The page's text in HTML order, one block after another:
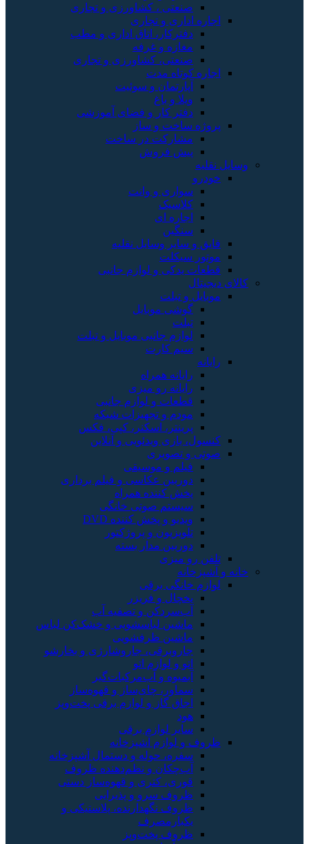
صنعتی ، کشاورزی و تجاری
اجاره اداری و تجاری
دفترکار، اتاق اداری و مطب
مغازه و غرفه
صنعتی، کشاورزی و تجاری
اجاره کوتاه مدت
آپارتمان و سوئیت
ویلا و باغ
دفتر کار و فضای آموزشی
پروژه ساخت و ساز
مشارکت در ساخت
پیش فروش
وسایل نقلیه
خودرو
سواری و وانت
کلاسیک
اجاره ای
سنگین
قایق و سایر وسایل نقلیه
موتور سیکلت
قطعات یدکی و لوازم جانبی
کالای دیجیتال
موبایل و تبلت
گوشی موبایل
تبلت
لوازم جانبی موبایل و تبلت
سیم کارت
رایانه
رایانه همراه
رایانه رو میزی
قطعات و لوازم جانبی
مودم و تجهیزات شبکه
پرینتر، اسکنر، کپی، فکس
کنسول، بازی‌ ویدئویی و آنلاین
صوتی و تصویری
فیلم و موسیقی
دوربین عکاسی و فیلم برداری
پخش کننده همراه
سیستم صوتی خانگی
ویدیو و پخش کننده DVD
تلویزیون و پروژکتور
دوربین مدار بسته
تلفن رو میزی
خانه و آشپزخانه
لوازم خانگی برقی
یخچال و فریزر
آب‌سردکن و تصفیه آب
ماشین لباسشویی و خشک‌کن لباس
ماشین ظرفشویی
جاروبرقی، جاروشارژی و بخارشو
اتو و لوازم اتو
آبمیوه و آب‌مرکبات‌گیر
سماور، چای‌ساز و قهوه‌ساز
اجاق گاز و لوازم برقی پخت‌وپز
هود
سایر لوازم برقی
ظروف و لوازم آشپزخانه
سفره، حوله و دستمال آشپزخانه
آب‌چکان و نظم‌دهنده ظروف
قوری، کتری و قهوه‌ساز دستی
ظروف سرو و پذیرایی
ظروف نگهدارنده، پلاستیکی و
یکبارمصرف
ظروف پخت‌وپز